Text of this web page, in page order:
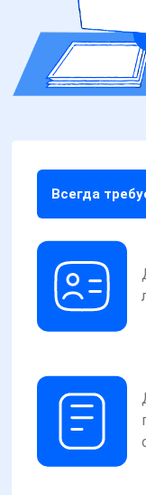
Всегда